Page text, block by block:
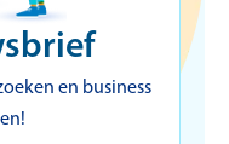
en business